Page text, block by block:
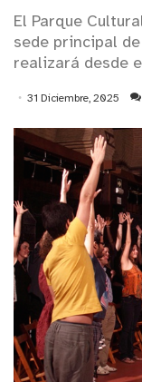
El Parque
sede principal
realizará desde
31 Diciembre, 2025